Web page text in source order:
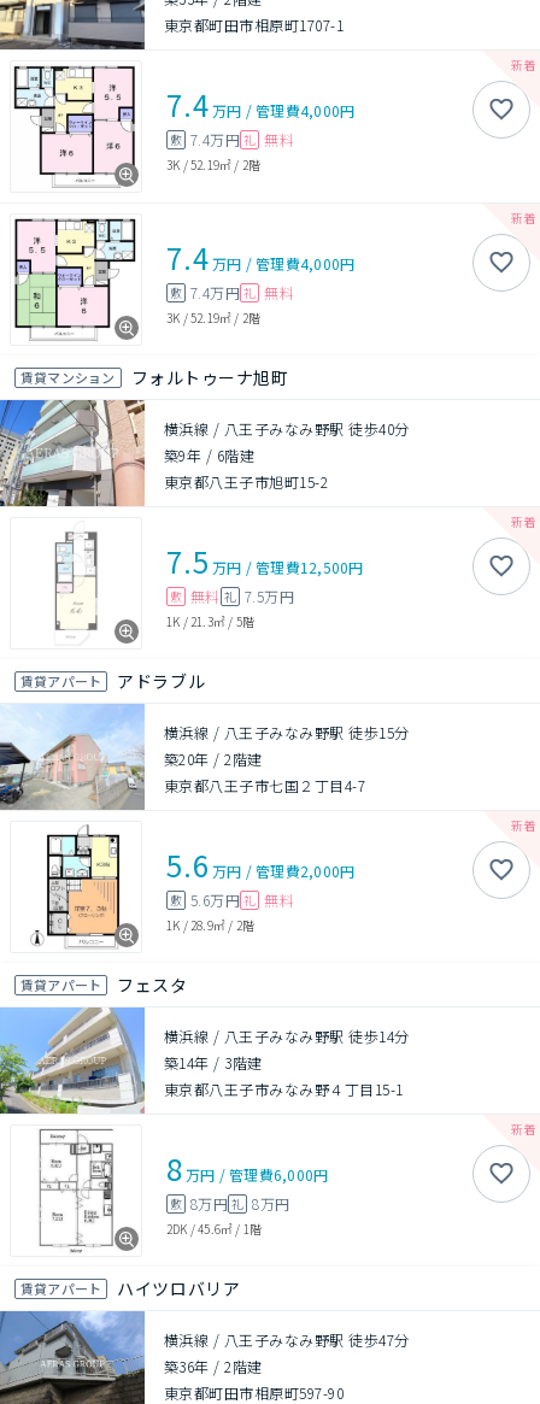
東京都町田市相原町1707-1
7.4万円 /管理費4,000円
敷 7.4万円 礼 無料
3K /52.19㎡ / 2階
7.4万円 /管理費4,000円
敷 7.4万円 礼 無料
3K /52.19㎡ / 2階
賃貸マンション フォルトゥーナ旭町
横浜線 / 八王子みなみ野駅 徒歩40分
築9年 / 6階建
東京都八王子市旭町15-2
7.5 万円 /管理費12,500円
敷 無料 礼 7.5万円
1K / 21.3㎡ / 5階
賃貸アパート アドラブル
横浜線 / 八王子みなみ野駅 徒歩15分
築20年 /2階建
東京都八王子市七国２丁目4-7
5.6 万円 /管理費2,000円
敷 5.6万円 礼 無料
1K / 28.9㎡ / 2階
賃貸アパート フェスタ
横浜線 / 八王子みなみ野駅 徒歩14分
築14年 / 3階建
東京都八王子市みなみ野４丁目15-1
8万円 /管理費6,000円
敷 8万円礼 8万円
2DK /45.6㎡ / 1階
賃貸アパート ハイツロバリア
横浜線 / 八王子みなみ野駅 徒歩47分
築36年 /2階建
東京都町田市相原町597-90